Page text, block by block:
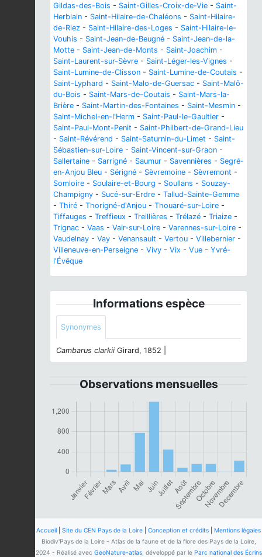
Gildas-des-Bois - Saint-Gilles-Croix-de-Vie - Saint-
Herblain - Saint-Hilaire-de-Chaléons - Saint-Hilaire-
de-Riez - Saint-Hilaire-des-Loges - Saint-Hilaire-le-
Vouhis - Saint-Jean-de-Beugné - Saint-Jean-de-la-
Motte - Saint-Jean-de-Monts - Saint-Joachim -
Saint-Laurent-sur-Sèvre - Saint-Léger-les-Vignes -
Saint-Lumine-de-Clisson - Saint-Lumine-de-Coutais -
Saint-Lyphard - Saint-Malo-de-Guersac - Saint-Malô-
du-Bois - Saint-Mars-de-Coutais - Saint-Mars-la-
Brière - Saint-Martin-des-Fontaines - Saint-Mesmin -
Saint-Michel-en-l'Herm - Saint-Paul-le-Gaultier -
Saint-Paul-Mont-Penit - Saint-Philbert-de-Grand-Lieu
- Saint-Révérend - Saint-Saturnin-du-Limet - Saint-
Sébastien-sur-Loire - Saint-Vincent-sur-Graon -
Sallertaine - Sarrigné - Saumur - Savennières - Segré-
en-Anjou Bleu - Sérigné - Sèvremoine - Sèvremont -
Somloire - Soulaire-et-Bourg - Soullans - Souzay-
Champigny - Sucé-sur-Erdre - Tallud-Sainte-Gemme
- Thiré - Thorigné-d'Anjou - Thouaré-sur-Loire -
Tiffauges - Treffieux - Treillières - Trélazé - Triaize -
Trignac - Vaas - Vair-sur-Loire - Varennes-sur-Loire -
Vaudelnay - Vay - Venansault - Vertou - Villebernier -
Villeneuve-en-Perseigne - Vivy - Vix - Vue - Yvré-
l'Évêque
Informations espèce
Synonymes
Cambarus clarkii Girard, 1852 |
Observations mensuelles
Accueil Site du CEN Pays de la Loire Conception et crédits
Mentions légales
Biodiv'Pays de la Loire - Atlas de la faune et de la flore des Pays de la Loire,
2024 - Réalisé avec GeoNature-atlas, développé par le Parc national des Écrins